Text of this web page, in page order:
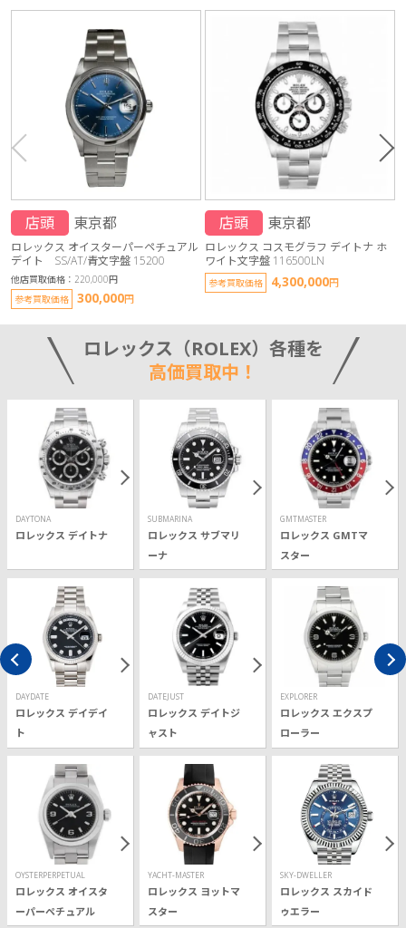
店頭 東京都
ロレックス オイスターパーペチュアル
デイト SS/AT/青文字盤 15200
他店買取価格：220,000円
参考買取価格
300,000円
店頭 東京都
ロレックス コスモグラフ デイトナ ホ
ワイト文字盤 116500LN
参考買取価格 4,300,000円
ロレックス（ROLEX）各種を
高価買取中！
DAYTONA
ロレックス デイトナ
SUBMARINA
ロレックス サブマリ
ーナ
GMTMASTER
ロレックス GMTマ
スター
DAYDATE
ロレックス デイデイ
ト
DATEJUST
ロレックス デイトジ
ャスト
EXPLORER
ロレックス エクスプ
ローラー
OYSTERPERPETUAL
ロレックス オイスタ
ーパーペチュアル
YACHT-MASTER
ロレックス ヨットマ
スター
SKY-DWELLER
ロレックス スカイド
ゥエラー